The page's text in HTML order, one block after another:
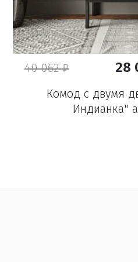
40 062 ₽ 28
Комод с двумя
Индианка"